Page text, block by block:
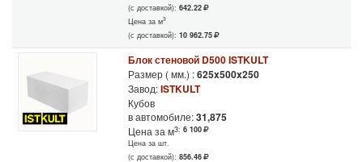
(с доставкой): 642.22
Цена за м3
(с доставкой): 10 962.75
Блок стеновой D500 ISTKULT
Размер ( мм.) :625x500x250
Завод:ISTKULT
Кубов
в автомобиле:31,875
Цена за м3: 6 100
Цена за шт.
(с доставкой): 856.46